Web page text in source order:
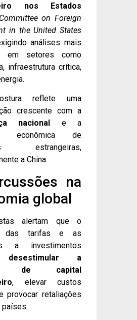
nos Estados
on Foreign
in the United States
análises mais
em setores como
infraestrutura crítica,
reflete uma
crescente com a
nacional
e a
econômica de
estrangeiras,
a China.
na
global
alertam que o
das tarifas e as
a investimentos
desestimular a
de capital
, elevar custos
provocar retaliações